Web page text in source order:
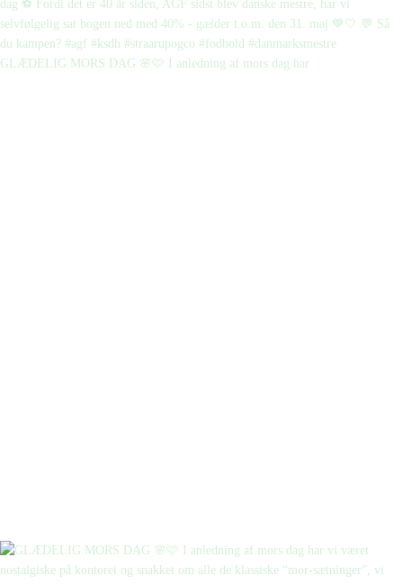
GLÆDELIG MORS DAG 🌸🩷 I anledning af mors dag har